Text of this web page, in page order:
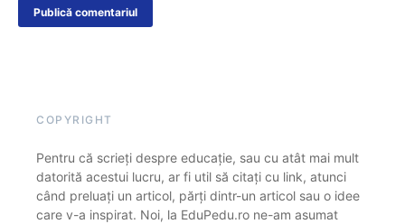
COPYRIGHT
Pentru că scrieți despre educație, sau cu atât mai mult
datorită acestui lucru, ar fi util să citați cu link, atunci
când preluați un articol, părți dintr-un articol sau o idee
care v-a inspirat. Noi, la EduPedu.ro ne-am asumat